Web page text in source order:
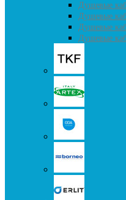
Душевые
Душевые
Душевые
Душевые